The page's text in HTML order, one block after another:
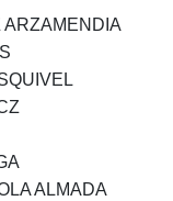
ARZAMENDIA
ALMADA